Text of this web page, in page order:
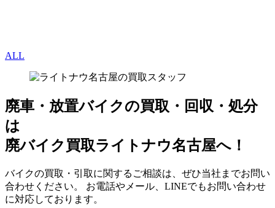
ALL
廃車・放置バイクの買取・回収・処分
は
廃バイク買取ライトナウ名古屋へ！
バイクの買取・引取に関するご相談は、ぜひ当社までお問い
合わせください。 お電話やメール、LINEでもお問い合わせ
に対応しております。